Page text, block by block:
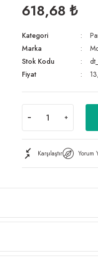
618,68 ₺
Kategori
Marka
Stok Kodu
Fiyat
Karşılaştır Yorum